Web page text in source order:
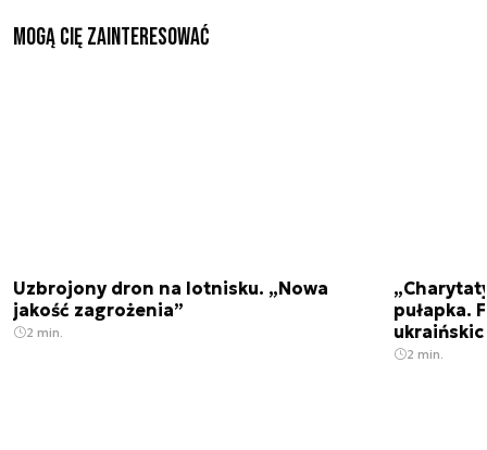
Mogą Cię zainteresować
Uzbrojony dron na lotnisku. „Nowa
jakość zagrożenia”
2 min.
pułapka.
2 min.